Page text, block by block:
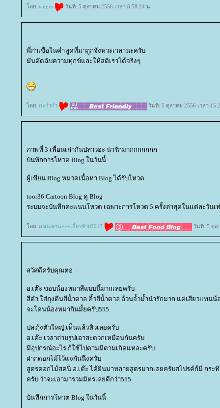
ดย: tanjira วันที่: 5 ตุลาคม 2556 เวลา:8:58:24 น.
พี่ก๋าเชื่อในคำพูดที่มาถูกจังหวะเวลานะครับ
มันตัดฉับความทุกข์และให้สติเราได้จริงๆ
ดย: กะว่าก๋า วันที่: 5 ตุลาคม 2556 เวลา
ภาพที่ 3 เพื่อนเก่ากันปล่าวอ่ะ น่ารักมากกกกกกก
บันทึกการโหวต Blog ในวันนี้
ผู้เขียน Blog หมวดเนื้อหา Blog ได้รับโหวต
toor36 Cartoon Blog ดู Blog
ระบบจะบันทึกคะแนนโหวต เฉพาะการโหวต 5 ครั้งล่าสุดในแต่ละวันเ
ดย: ลงสะพาน+++เลี้ยวซ้าย2013 วันที่: 5 ตุล
สวัสดีครับคุณต่อ
อ.เต๊ะ ชอบน้องหมาสีแบบนี้มากเลยครับ
สีดำ ใส่ถุงตีนสีน้ำตาล คิ้วสีน้ำตาล อ้วนจ้ำม้ำน่ารักมาก แต่เสียวแทนน้
จะโดนน้องหมากินมั้ยครับ555
ปล.กุ้งตัวใหญ่ เห็นแล้วหิวเลยครับ
อ.เต๊ะ เวลาถ่ายรูปเอาสะดวกเหมือนกันครับ
มีอุปกรณ์อะไร ก้ใช้ไปตามมีตามเกิดแหละครับ
ฝากดอกไม้ไว้แจกันนึงครับ
สูตรดอกไม้สดนี่ อ.เต๊ะ ได้ยินมาหลายสูตรมากเลยครับสไปรค์ก้มี กระ
ครับ ว่าจะเอามารวมมิตรเลยดีกว่า555
บันทึกการโหวต Blog ในวันนี้